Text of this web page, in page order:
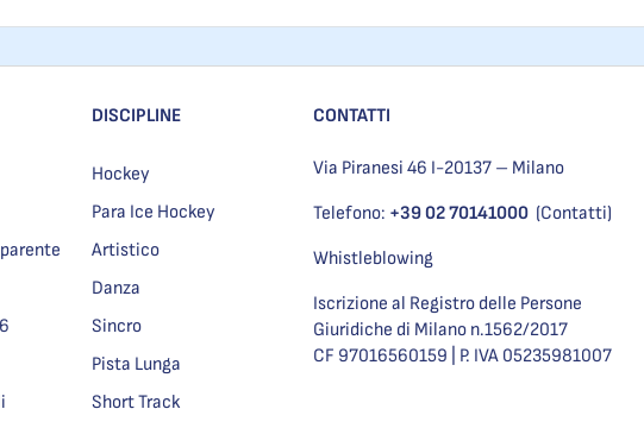
DISCIPLINE
Hockey
Para Ice Hockey
Artistico
Danza
Sincro
Pista Lunga
Short Track
CONTATTI
Via Piranesi 46 I-20137 – Milano
Telefono: +39 02 70141000 (Contatti)
Whistleblowing
Iscrizione al Registro delle Persone
Giuridiche di Milano n.1562/2017
CF 97016560159 | P. IVA 05235981007